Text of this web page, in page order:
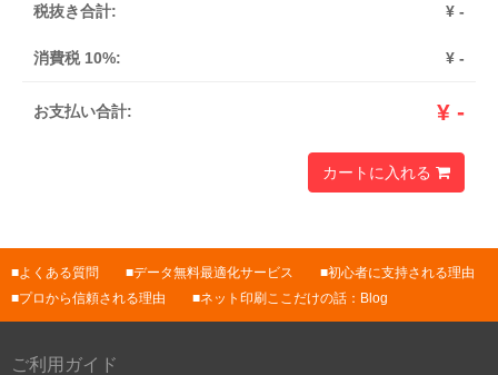
税抜き合計: ¥ -
消費税 10%: ¥ -
お支払い合計: ¥ -
カートに入れる
よくある質問 データ無料最適化サービス
初心者に支持される理由
プロから信頼される理由
ネット印刷ここだけの話：Blog
ご利用ガイド